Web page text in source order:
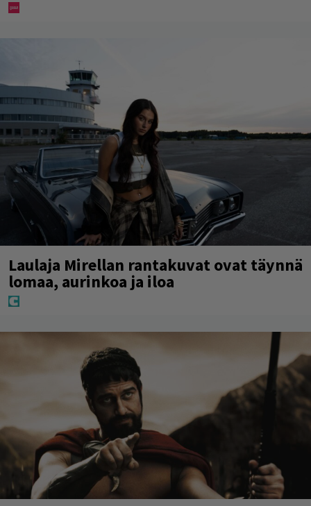
Laulaja Mirellan rantakuvat ovat täynnä
lomaa, aurinkoa ja iloa